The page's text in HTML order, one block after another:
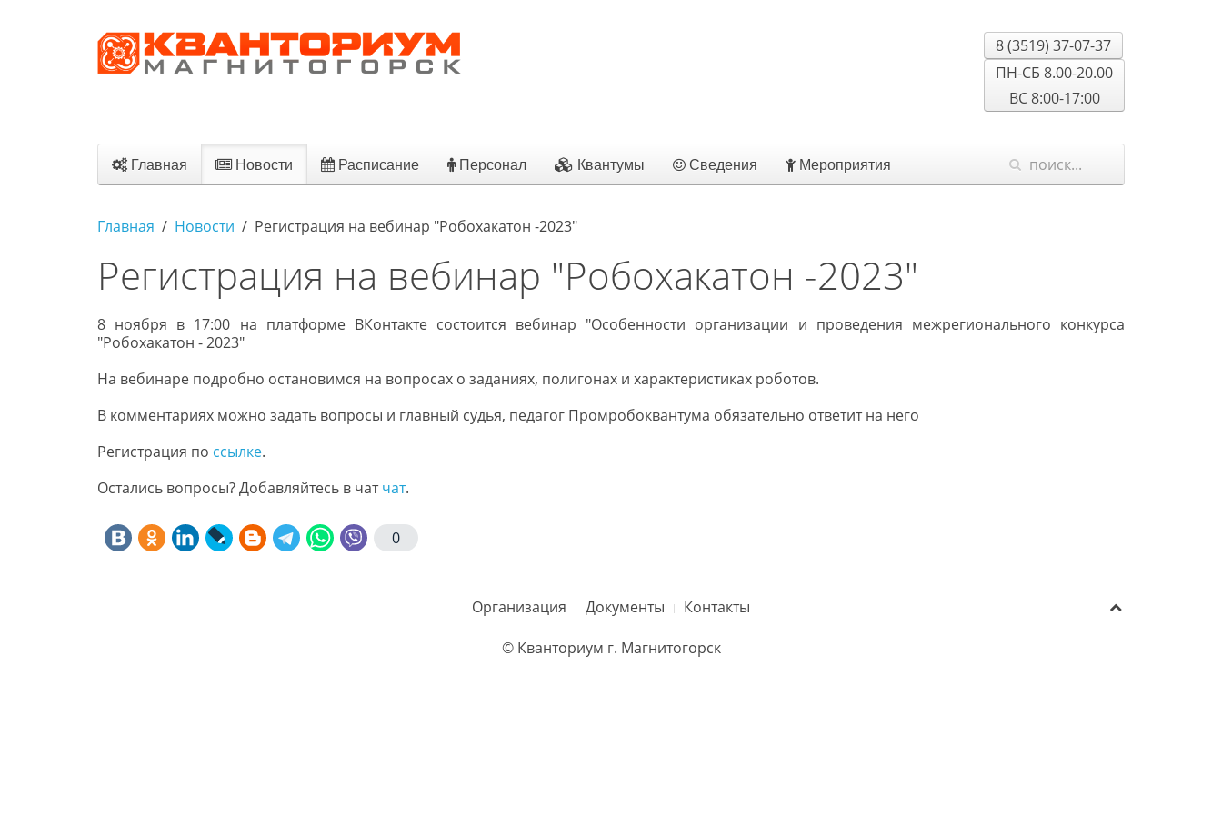
8 (3519) 37-07-37
ПН-СБ 8.00-20.00
ВС 8:00-17:00
Главная Новости Расписание Персонал Квантумы Сведения Мероприятия
Главная Новости Регистрация на вебинар "Робохакатон -2023"
Регистрация на вебинар "Робохакатон -2023"
8 ноября в 17:00 на платформе ВКонтакте состоится вебинар "Особенности организации и проведения межрегионального конкурса
"Робохакатон - 2023"
На вебинаре подробно остановимся на вопросах о заданиях, полигонах и характеристиках роботов.
В комментариях можно задать вопросы и главный судья, педагог Промробоквантума обязательно ответит на него
Регистрация по ссылке.
Остались вопросы? Добавляйтесь в чатчат.
0
Организация Документы Контакты
© Кванториум г. Магнитогорск